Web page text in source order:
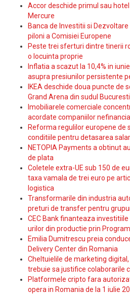
Accor deschide primul sau
Mercure
Banca de Investitii si
piloni a Comisiei Europene
Peste trei sferturi dintre tinerii
o locuinta proprie
Inflatia a scazut la 10,4% in
asupra presiunilor persistente
IKEA deschide doua puncte de
Grand Arena din sudul
Imobiliarele comerciale
acordate companiilor
Reforma regulilor europene de
conditiile pentru detasarea
NETOPIA Payments a obtinut
de plata
Coletele extra-UE sub 150 de
taxa vamala de trei euro pe
logistica
Transformarile din industria
preturi de transfer pentru
CEC Bank finanteaza
urilor din productie prin
Emilia Dumitrescu preia
Delivery Center din Romania
Cheltuielile de marketing
trebuie sa justifice colaborarile
Platformele cripto fara
opera in Romania de la 1 iulie